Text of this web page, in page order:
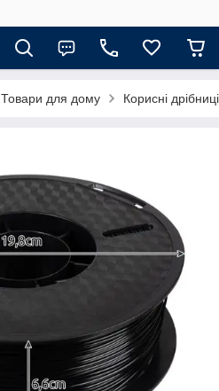
Товари для дому Корисні